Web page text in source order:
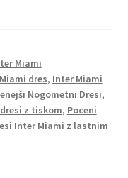
Miami
dres, Inter Miami
Nogometni Dresi,
z tiskom, Poceni
Inter Miami z lastnim